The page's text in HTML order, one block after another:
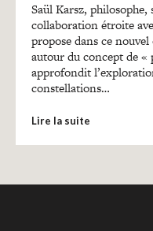
Recherches
Entretiens
Revues
Colloque
Saül Karsz,
collaboration étroite
propose dans ce nouvel
autour du concept de «
approfondit
constellations…
Lire la suite